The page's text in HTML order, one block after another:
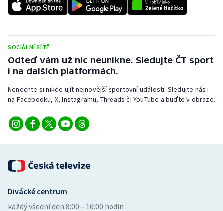
Short track
Triatlon
Veslování
Vodní slalom
Ostatní
SOCIÁLNÍ SÍTĚ
Odteď vám už nic neunikne. Sledujte ČT sport
i na dalších platformách.
Nenechte si nikde ujít nejnovější sportovní události. Sledujte nás i
na Facebooku, X, Instagramu, Threads či YouTube a buďte v obraze.
Divácké centrum
každý všední den:8:00—16:00 hodin